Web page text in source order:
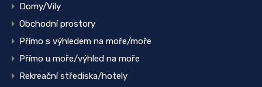
Domy/Vily
Obchodní prostory
Přímo s výhledem na moře/moře
Přímo u moře/výhled na moře
Rekreační střediska/hotely